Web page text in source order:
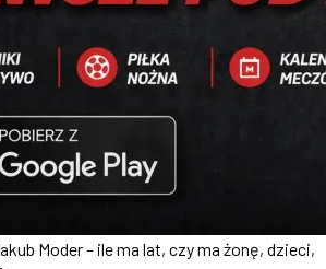
Moder – ile ma lat, czy ma żonę, dzieci,